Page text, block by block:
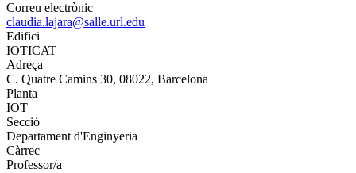
Correu electrònic
claudia.lajara@salle.url.edu
Edifici
IOTICAT
Adreça
C. Quatre Camins 30, 08022, Barcelona
Planta
IOT
Secció
Departament d'Enginyeria
Càrrec
Professor/a